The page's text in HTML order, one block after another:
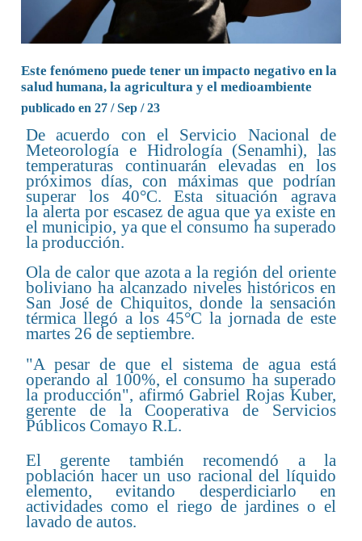
Este fenómeno puede tener un impacto negativo en la
salud humana, la agricultura y el medioambiente
publicado en 27 / Sep / 23
De acuerdo con el Servicio Nacional de
Meteorología e Hidrología (Senamhi), las
temperaturas continuarán elevadas en los
próximos días, con máximas que podrían
superar los 40°C. Esta situación agrava
la alerta por escasez de agua que ya existe en
el municipio, ya que el consumo ha superado
la producción.
Ola de calor que azota a la región del oriente
boliviano ha alcanzado niveles históricos en
San José de Chiquitos, donde la sensación
térmica llegó a los 45°C la jornada de este
martes 26 de septiembre.
"A pesar de que el sistema de agua está
operando al 100%, el consumo ha superado
la producción", afirmó Gabriel Rojas Kuber,
gerente de la Cooperativa de Servicios
Públicos Comayo R.L.
El gerente también recomendó a la
población hacer un uso racional del líquido
elemento, evitando desperdiciarlo en
actividades como el riego de jardines o el
lavado de autos.